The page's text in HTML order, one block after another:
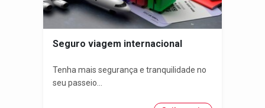
Seguro viagem internacional
Tenha mais segurança e tranquilidade no
seu passeio...